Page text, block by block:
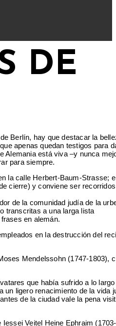
DE
Berlín, hay que destacar la
apenas quedan testigos para
Alemania está viva –y nunca
para siempre.
la calle Herbert-Baum-Strasse;
cierre) y conviene ser
de la comunidad judía de la
transcritas a una larga lista
en alemán.
en la destrucción del
Mendelssohn (1747-1803),
que había sufrido a lo
un ligero renacimiento de la vida
de la ciudad vale la pena
Veitel Heine Ephraim